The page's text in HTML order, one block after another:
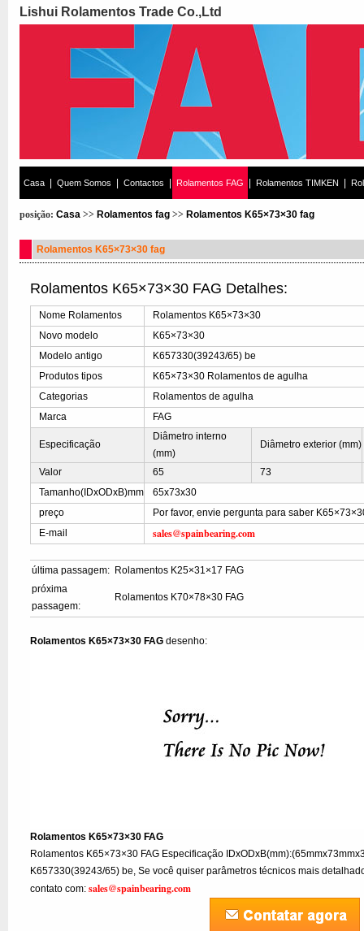
Lishui Rolamentos Trade Co.,Ltd
Casa Quem Somos Contactos Rolamentos FAG Rolamentos TIMKEN
posição: Casa >> Rolamentos fag >> Rolamentos K65×73×30 fag
Rolamentos K65×73×30 fag
Rolamentos K65×73×30 FAG Detalhes:
Nome Rolamentos
Rolamentos K65×73×30
Novo modelo
K65×73×30
Modelo antigo
K657330(39243/65) be
Produtos tipos
K65×73×30 Rolamentos de agulha
Categorias
Rolamentos de agulha
Marca
FAG
Especificação
Diâmetro interno
(mm)
Diâmetro exterior (mm)
Valor 65
73
Tamanho(IDxODxB)mm
65x73x30
preço
Por favor, envie pergunta para saber
E-mail
sales@spainbearing.com
última passagem: Rolamentos K25×31×17 FAG
próxima
passagem:
Rolamentos K70×78×30 FAG
Rolamentos K65×73×30 FAG desenho:
Rolamentos K65×73×30 FAG
Rolamentos K65×73×30 FAG Especificação
K657330(39243/65) be, Se você quiser parâmetros técnicos mais
contato com:sales@spainbearing.com